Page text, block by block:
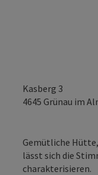
Kasberg 3
4645 Grünau im
Gemütliche
lässt sich die
charakterisieren.